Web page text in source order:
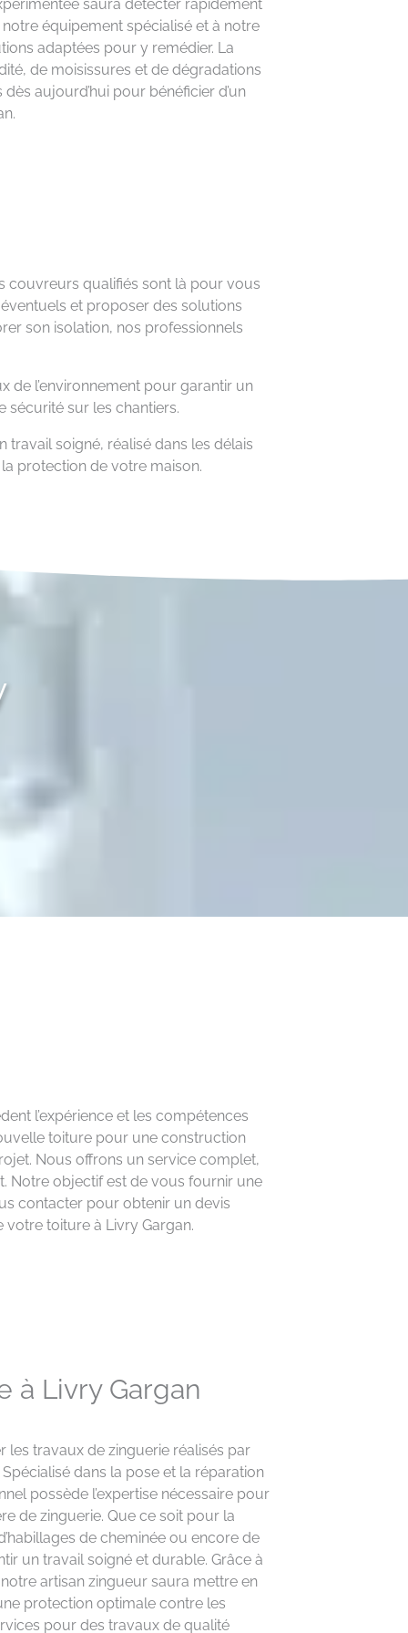
saura détecter rapidement
équipement spécialisé et à notre
adaptées pour y remédier. La
de moisissures et de dégradations
aujourd’hui pour bénéficier d’un
couvreurs qualifiés sont là pour vous
et proposer des solutions
son isolation, nos professionnels
l’environnement pour garantir un
sécurité sur les chantiers.
travail soigné, réalisé dans les délais
protection de votre maison.
l’expérience et les compétences
toiture pour une construction
Nous offrons un service complet,
Notre objectif est de vous fournir une
contacter pour obtenir un devis
toiture à Livry Gargan.
à Livry Gargan
travaux de zinguerie réalisés par
dans la pose et la réparation
possède l’expertise nécessaire pour
de zinguerie. Que ce soit pour la
de cheminée ou encore de
un travail soigné et durable. Grâce à
artisan zingueur saura mettre en
protection optimale contre les
pour des travaux de qualité